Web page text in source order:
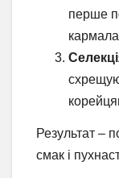
перше
Результат –
смак і